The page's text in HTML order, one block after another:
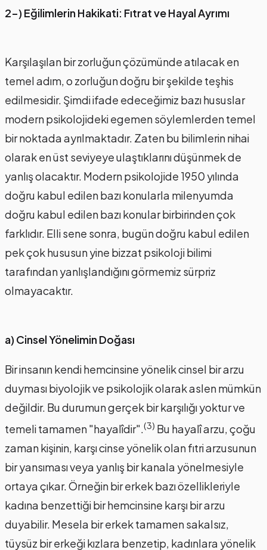
2-) Eğilimlerin Hakikati: Fıtrat ve Hayal Ayrımı
Karşılaşılan bir zorluğun çözümünde atılacak en
temel adım, o zorluğun doğru bir şekilde teşhis
edilmesidir. Şimdi ifade edeceğimiz bazı hususlar
modern psikolojideki egemen söylemlerden temel
bir noktada ayrılmaktadır. Zaten bu bilimlerin nihai
olarak en üst seviyeye ulaştıklarını düşünmek de
yanlış olacaktır. Modern psikolojide 1950 yılında
doğru kabul edilen bazı konularla milenyumda
doğru kabul edilen bazı konular birbirinden çok
farklıdır. Elli sene sonra, bugün doğru kabul edilen
pek çok hususun yine bizzat psikoloji bilimi
tarafından yanlışlandığını görmemiz sürpriz
olmayacaktır.
a) Cinsel Yönelimin Doğası
Bir insanın kendi hemcinsine yönelik cinsel bir arzu
duyması biyolojik ve psikolojik olarak aslen mümkün
değildir. Bu durumun gerçek bir karşılığı yoktur ve
temeli tamamen "hayalîdir".(3) Bu hayalî arzu, çoğu
zaman kişinin, karşı cinse yönelik olan fıtri arzusunun
bir yansıması veya yanlış bir kanala yönelmesiyle
ortaya çıkar. Örneğin bir erkek bazı özellikleriyle
kadına benzettiği bir hemcinsine karşı bir arzu
duyabilir. Mesela bir erkek tamamen sakalsız,
tüysüz bir erkeği kızlara benzetip, kadınlara yönelik